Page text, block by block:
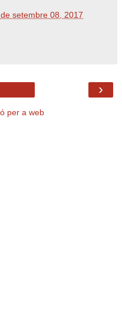
setembre 08, 2017
›
per a web